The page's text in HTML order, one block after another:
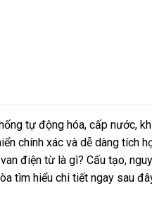
tự động hóa, cấp nước,
chính xác và dễ dàng tích
điện từ là gì? Cấu tạo,
tìm hiểu chi tiết ngay sau